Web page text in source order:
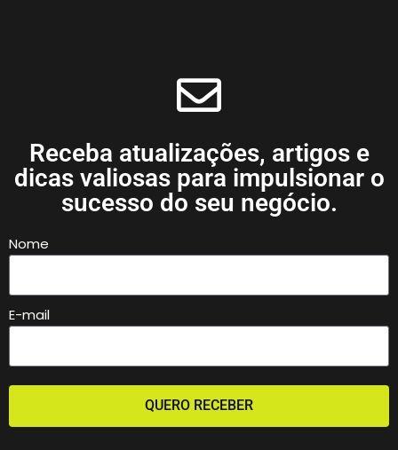
Receba atualizações, artigos e
dicas valiosas para impulsionar o
sucesso do seu negócio.
Nome
E-mail
QUERO RECEBER